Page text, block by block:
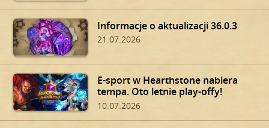
Informacje o aktualizacji 36.0.3
21.07.2026
E-sport w Hearthstone nabiera
tempa. Oto letnie play-offy!
10.07.2026